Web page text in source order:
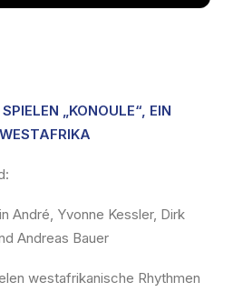
„KONOULE“, EIN
André, Yvonne Kessler, Dirk
Andreas Bauer
westafrikanische Rhythmen